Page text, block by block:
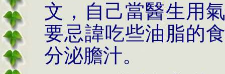
文，自己當醫生用
要忌諱吃些油脂的
分泌膽汁。